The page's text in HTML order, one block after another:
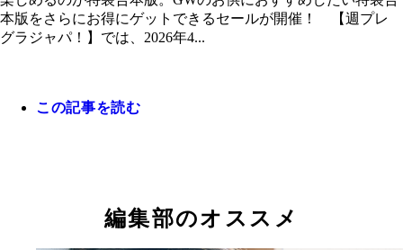
青井春『WPB 青井春デジタル写真集～特装合本版
青井春『WPB 青井春デジタル写真集～特装合本版
志田音々『WPB 志田音々デジタル写真集～特装合
菊地姫奈『WPB 菊地姫奈デジタル写真集～特装合
菊地姫奈『WPB 菊地姫奈デジタル写真集～特装合
本版をさらにお得にゲットできるセールが開催！ 【週プレ
グラジャパ！】では、2026年4...
この記事を読む
編集部のオススメ